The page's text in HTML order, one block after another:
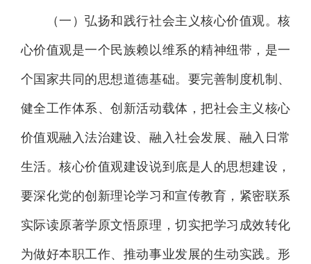
（一）弘扬和践行社会主义核心价值观。核
心价值观是一个民族赖以维系的精神纽带，是一
个国家共同的思想道德基础。要完善制度机制、
健全工作体系、创新活动载体，把社会主义核心
价值观融入法治建设、融入社会发展、融入日常
生活。核心价值观建设说到底是人的思想建设，
要深化党的创新理论学习和宣传教育，紧密联系
实际读原著学原文悟原理，切实把学习成效转化
为做好本职工作、推动事业发展的生动实践。形